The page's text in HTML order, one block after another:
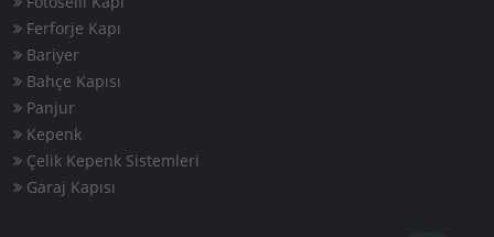
Ferforje Kapı
Bariyer
Bahçe Kapısı
Panjur
Kepenk
Çelik Kepenk Sistemleri
Garaj Kapısı